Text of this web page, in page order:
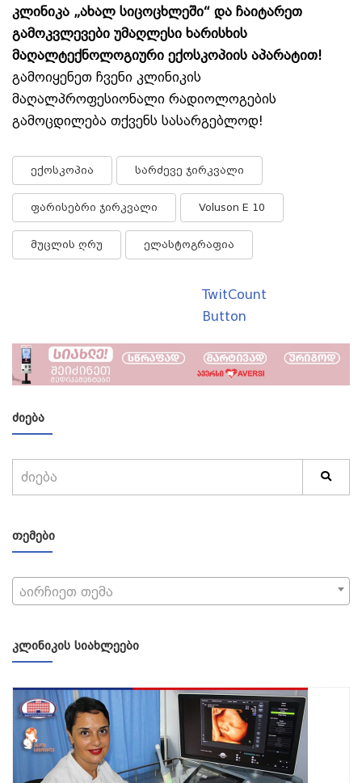
კლინიკა „ახალ სიცოცხლეში“ და ჩაიტარეთ
გამოკვლევები უმაღლესი ხარისხის
მაღალტექნოლოგიური ექოსკოპიის აპარატით!
გამოიყენეთ ჩვენი კლინიკის
მაღალპროფესიონალი რადიოლოგების
გამოცდილება თქვენს სასარგებლოდ!
ექოსკოპია სარძევე ჯირკვალი
ფარისებრი ჯირკვალი Voluson E 10
მუცლის ღრუ ელასტოგრაფია
TwitCount
Button
ᲫᲘᲔᲑᲐ
ᲗᲔᲛᲔᲑᲘ
აირჩიეთ თემა
ᲙᲚᲘᲜᲘᲙᲘᲡ ᲡᲘᲐᲮᲚᲔᲔᲑᲘ